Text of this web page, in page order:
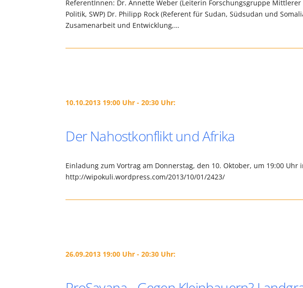
ReferentInnen: Dr. Annette Weber (Leiterin Forschungsgruppe
Politik, SWP) Dr. Philipp Rock (Referent für Sudan, Südsudan und
Zusamenarbeit und Entwicklung,…
10.10.2013 19:00 Uhr - 20:30 Uhr:
Der Nahostkonflikt und Afrika
Einladung zum Vortrag am Donnerstag, den 10. Oktober, um 19:00 Uhr
http://wipokuli.wordpress.com/2013/10/01/2423/
26.09.2013 19:00 Uhr - 20:30 Uhr: